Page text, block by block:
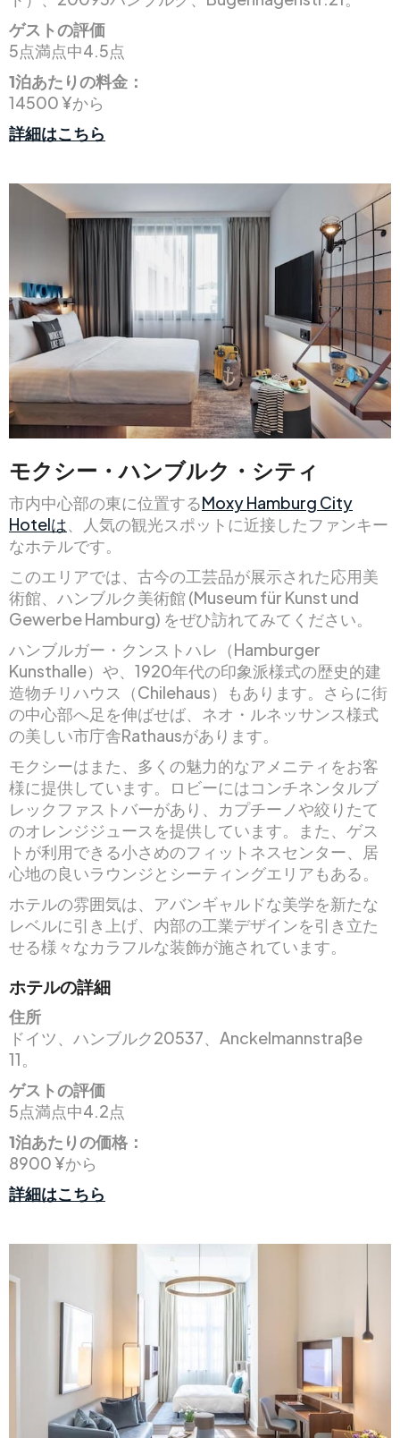
ゲストの評価
5点満点中4.5点
1泊あたりの料金：
14500 ¥から
詳細はこちら
モクシー・ハンブルク・シティ
市内中心部の東に位置するMoxy Hamburg City
Hotelは、人気の観光スポットに近接したファンキー
なホテルです。
このエリアでは、古今の工芸品が展示された応用美
術館、ハンブルク美術館 (Museum für Kunst und
Gewerbe Hamburg) をぜひ訪れてみてください。
ハンブルガー・クンストハレ（Hamburger
Kunsthalle）や、1920年代の印象派様式の歴史的建
造物チリハウス（Chilehaus）もあります。さらに街
の中心部へ足を伸ばせば、ネオ・ルネッサンス様式
の美しい市庁舎Rathausがあります。
モクシーはまた、多くの魅力的なアメニティをお客
様に提供しています。ロビーにはコンチネンタルブ
レックファストバーがあり、カプチーノや絞りたて
のオレンジジュースを提供しています。また、ゲス
トが利用できる小さめのフィットネスセンター、居
心地の良いラウンジとシーティングエリアもある。
ホテルの雰囲気は、アバンギャルドな美学を新たな
レベルに引き上げ、内部の工業デザインを引き立た
せる様々なカラフルな装飾が施されています。
ホテルの詳細
住所
ドイツ、ハンブルク20537、Anckelmannstraße
11。
ゲストの評価
5点満点中4.2点
1泊あたりの価格：
8900 ¥から
詳細はこちら